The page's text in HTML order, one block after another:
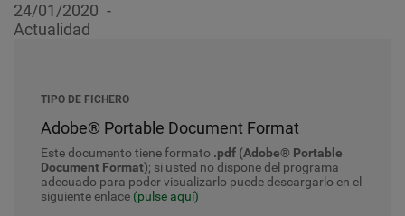
24/01/2020
Actualidad
TIPO DE FICHERO
Adobe® Portable Document Format
Este documento tiene formato .pdf (Adobe® Portable
Document Format); si usted no dispone del programa
adecuado para poder visualizarlo puede descargarlo en el
siguiente enlace (pulse aquí)